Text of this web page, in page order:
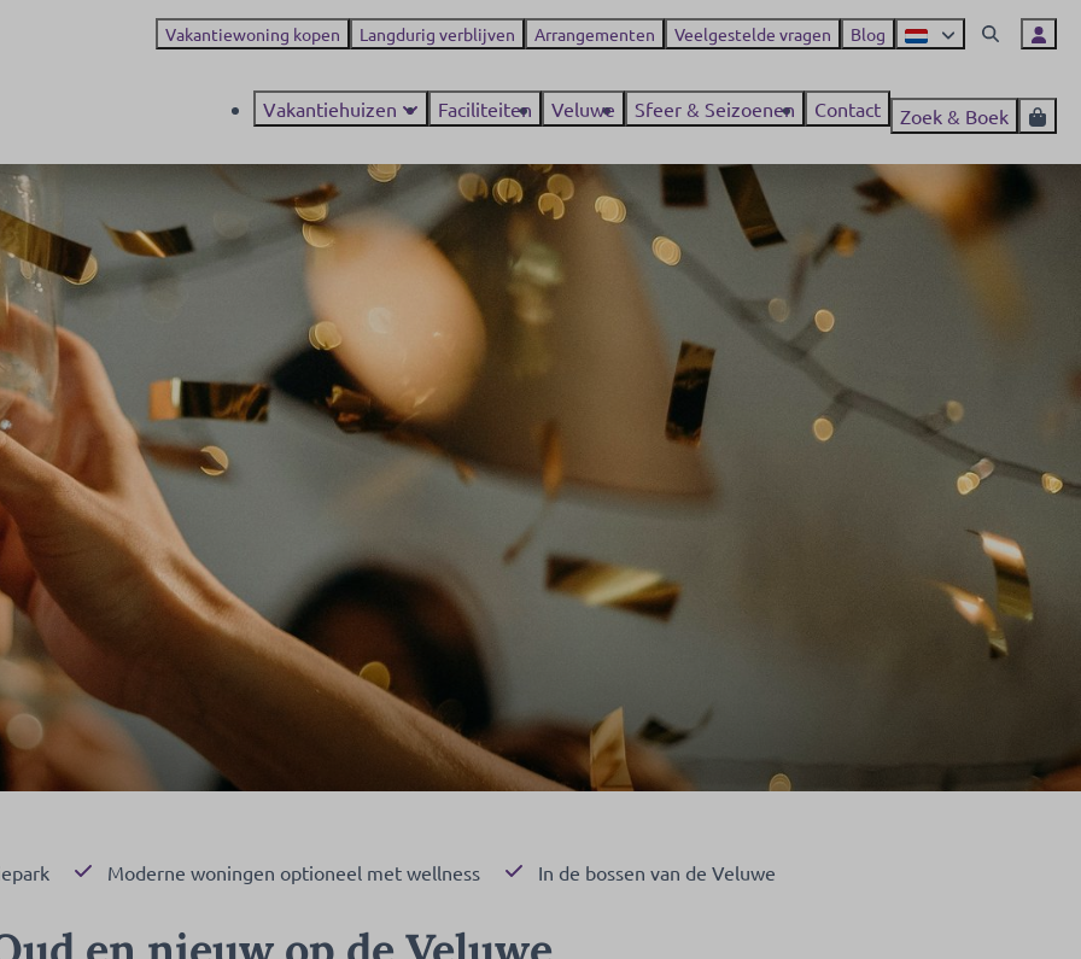
Vakantiewoning kopen Langdurig verblijven Arrangementen Veelgestelde vragen Blog
Vakantiehuizen Faciliteiten Veluwe Sfeer & Seizoenen Contact Zoek & Boek
Moderne woningen optioneel met wellness In de bossen van de Veluwe